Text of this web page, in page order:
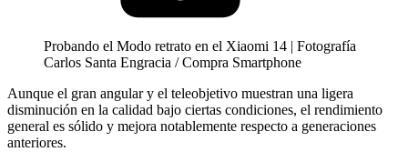
Probando el Modo retrato en el Xiaomi 14 | Fotografía
Carlos Santa Engracia / Compra Smartphone
Aunque el gran angular y el teleobjetivo muestran una ligera
disminución en la calidad bajo ciertas condiciones, el rendimiento
general es sólido y mejora notablemente respecto a generaciones
anteriores.